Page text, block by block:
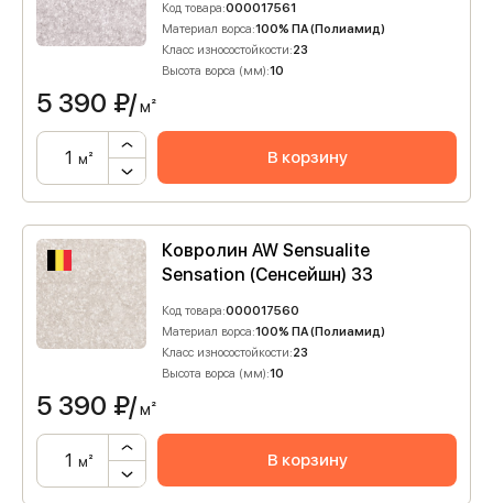
Код товара:000017561
Материал ворса:100% ПА (Полиамид)
Класс износостойкости:23
Высота ворса (мм):10
5 390 ₽/м²
м² В корзину
Ковролин AW Sensualite
Sensation (Сенсейшн) 33
Код товара:000017560
Материал ворса:100% ПА (Полиамид)
Класс износостойкости:23
Высота ворса (мм):10
5 390 ₽/м²
м² В корзину